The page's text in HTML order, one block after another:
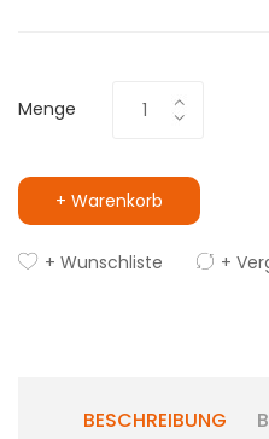
Menge
+ Warenkorb
+ Wunschliste +
BESCHREIBUNG